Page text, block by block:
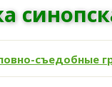
съедобные